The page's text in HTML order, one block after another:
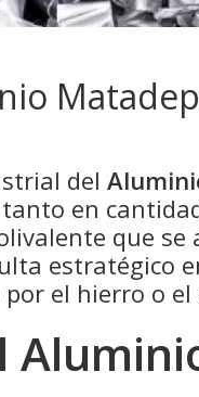
del
en
que se
estratégico
el hierro o el